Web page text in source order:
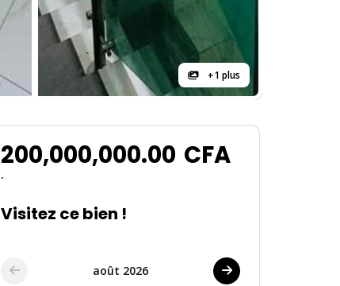
+1 plus
200,000,000.00 CFA
.
Visitez ce bien !
août 2026